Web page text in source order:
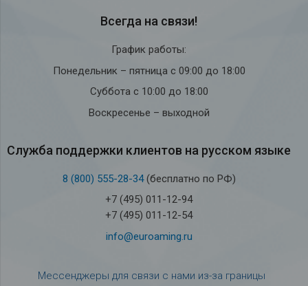
Всегда на связи!
График работы:
Понедельник – пятница с 09:00 до 18:00
Суббота с 10:00 до 18:00
Воскресенье – выходной
Служба под­держки кли­ен­тов на рус­ском языке
8 (800) 555-28-34(бесплатно по РФ)
+7 (495) 011-12-94
+7 (495) 011-12-54
info@euroaming.ru
Мессенджеры для связи с нами из-за границы